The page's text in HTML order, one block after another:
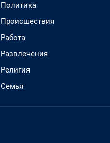
Политика
Происшествия
Работа
Развлечения
Религия
Семья